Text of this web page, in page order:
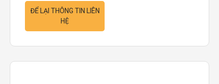
ĐỂ LẠI THÔNG TIN LIÊN
HỆ